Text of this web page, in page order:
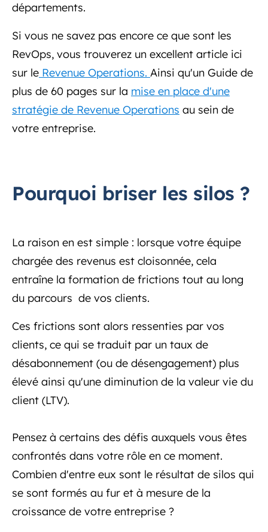
départements.
Si vous ne savez pas encore ce que sont les
RevOps, vous trouverez un excellent article ici
sur le Revenue Operations. Ainsi qu'un Guide de
plus de 60 pages sur la mise en place d'une
stratégie de Revenue Operations au sein de
votre entreprise.
Pourquoi briser les silos ?
La raison en est simple : lorsque votre équipe
chargée des revenus est cloisonnée, cela
entraîne la formation de frictions tout au long
du parcours de vos clients.
Ces frictions sont alors ressenties par vos
clients, ce qui se traduit par un taux de
désabonnement (ou de désengagement) plus
élevé ainsi qu'une diminution de la valeur vie du
client (LTV).
Pensez à certains des défis auxquels vous êtes
confrontés dans votre rôle en ce moment.
Combien d'entre eux sont le résultat de silos qui
se sont formés au fur et à mesure de la
croissance de votre entreprise ?